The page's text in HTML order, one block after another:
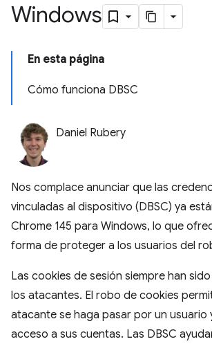
Windows
En esta página
Cómo funciona DBSC
Daniel Rubery
Nos complace anunciar que las
vinculadas al dispositivo (DBSC) ya
Chrome 145 para Windows, lo que
forma de proteger a los usuarios del
Las cookies de sesión siempre han
los atacantes. El robo de cookies
atacante se haga pasar por un usuario
acceso a sus cuentas. Las DBSC